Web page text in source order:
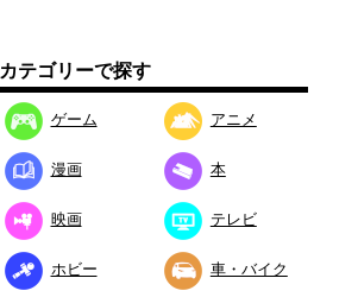
カテゴリーで探す
ゲーム アニメ
漫画 本
映画 テレビ
ホビー 車・バイク